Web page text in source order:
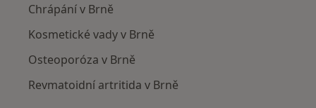
Chrápání v Brně
Kosmetické vady v Brně
Osteoporóza v Brně
Revmatoidní artritida v Brně